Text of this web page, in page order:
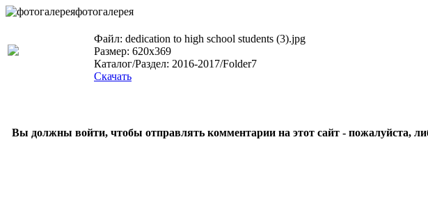
фотогалерея
Файл: dedication to high school students (3).jpg
Размер: 620x369
Каталог/Раздел: 2016-2017/Folder7
Скачать
Вы должны войти, чтобы отправлять комментарии на этот сайт - пожалуйста,